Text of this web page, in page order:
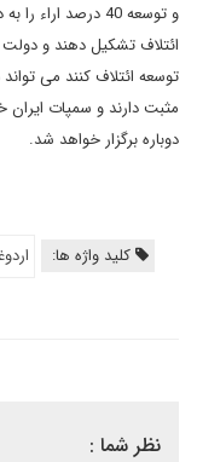
ائتلاف تشکیل دهند و دولت
توسعه ائتلاف کنند می
مثبت دارند و سمپات ایران
دوباره برگزار خواهد شد.
کلید واژه ها:
نظر شما :